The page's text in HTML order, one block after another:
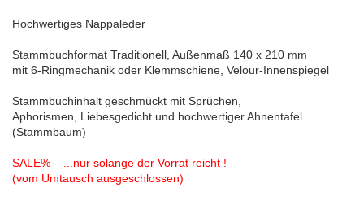
Hochwertiges Nappaleder
Stammbuchformat Traditionell, Außenmaß 140 x 210 mm
mit 6-Ringmechanik oder Klemmschiene, Velour-Innenspiegel
Stammbuchinhalt geschmückt mit Sprüchen,
Aphorismen, Liebesgedicht und hochwertiger Ahnentafel
(Stammbaum)
SALE% ...nur solange der Vorrat reicht !
(vom Umtausch ausgeschlossen)